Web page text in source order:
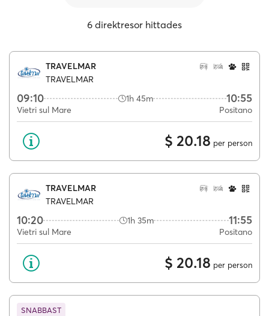
6 direktresor hittades
TRAVELMAR
TRAVELMAR
09:10 1h 45m 10:55
Vietri sul Mare Positano
$ 20.18 per person
TRAVELMAR
TRAVELMAR
10:20 1h 35m 11:55
Vietri sul Mare Positano
$ 20.18 per person
SNABBAST